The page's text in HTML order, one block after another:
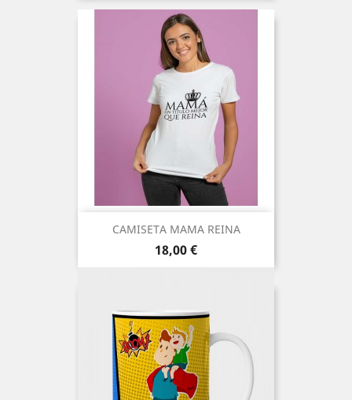
CAMISETA MAMA REINA
Precio
18,00 €